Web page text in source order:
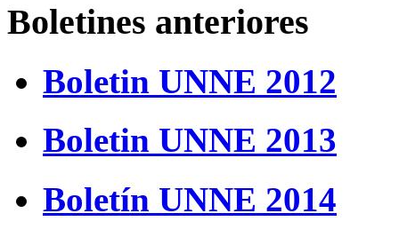
Boletines anteriores
Boletin UNNE 2012
Boletin UNNE 2013
Boletín UNNE 2014